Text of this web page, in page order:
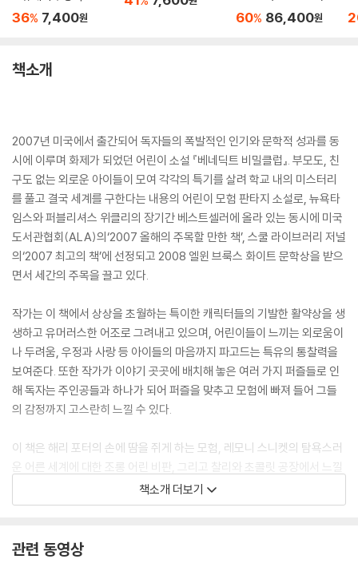
36% 7,400원 60% 86,400원
책소개
2007년 미국에서 출간되어 독자들의 폭발적인 인기와 문학적 성과를 동
시에 이루며 화제가 되었던 어린이 소설 『베네딕트 비밀클럽』. 부모도, 친
구도 없는 외로운 아이들이 모여 각각의 특기를 살려 학교 내의 미스터리
를 풀고 결국 세계를 구한다는 내용의 어린이 모험 판타지 소설로, 뉴욕타
임스와 퍼블리셔스 위클리의 장기간 베스트셀러에 올라 있는 동시에 미국
도서관협회(ALA)의‘2007 올해의 주목할 만한 책’, 스쿨 라이브러리 저널
의‘2007 최고의 책’에 선정되고 2008 엘윈 브룩스 화이트 문학상을 받으
면서 세간의 주목을 끌고 있다.
작가는 이 책에서 상상을 초월하는 특이한 캐릭터들의 기발한 활약상을 생
생하고 유머러스한 어조로 그려내고 있으며, 어린이들이 느끼는 외로움이
나 두려움, 우정과 사랑 등 아이들의 마음까지 파고드는 특유의 통찰력을
보여준다. 또한 작가가 이야기 곳곳에 배치해 놓은 여러 가지 퍼즐들로 인
해 독자는 주인공들과 하나가 되어 퍼즐을 맞추고 모험에 빠져 들어 그들
의 감정까지 고스란히 느낄 수 있다.
이 책은 해리 포터의 손에 땀을 쥐게 하는 모험, 레모니 스니켓의 탐욕스러
운 어른 세계에 대한 조롱 어린 비판, 그리고 찰리와 초콜릿 공장에서 느낄
수 있는 으스스한 미스터리가 한데 잘 어우러졌다는 평을 받고 있다.
er and are then put through a series of mind-bending tests, w
책소개 더보기
관련 동영상